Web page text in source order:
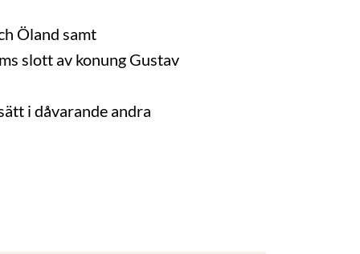
Öland samt
slott av konung Gustav
i dåvarande andra